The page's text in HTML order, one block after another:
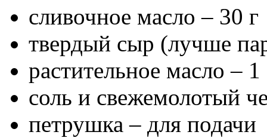
сливочное масло – 30 г
твердый сыр (лучше
растительное масло – 1
соль и свежемолотый
петрушка – для подачи